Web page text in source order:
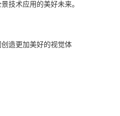
技术应用的美好未来。
造更加美好的视觉体